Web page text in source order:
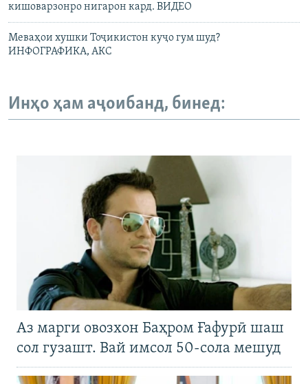
кишоварзонро нигарон кард. ВИДЕО
Меваҳои хушки Тоҷикистон куҷо гум шуд?
ИНФОГРАФИКА, АКС
Инҳо ҳам аҷоибанд, бинед:
Аз марги овозхон Баҳром Ғафурӣ шаш
сол гузашт. Вай имсол 50-сола мешуд